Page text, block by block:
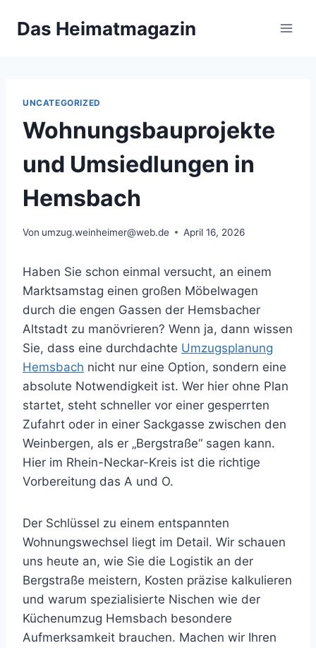
InhaltDas Heimatmagazin
UNCATEGORIZED
Wohnungsbauprojekte
und Umsiedlungen in
Hemsbach
Von umzug.weinheimer@web.de April 16, 2026
Haben Sie schon einmal versucht, an einem
Marktsamstag einen großen Möbelwagen
durch die engen Gassen der Hemsbacher
Altstadt zu manövrieren? Wenn ja, dann wissen
Sie, dass eine durchdachte Umzugsplanung
Hemsbach nicht nur eine Option, sondern eine
absolute Notwendigkeit ist. Wer hier ohne Plan
startet, steht schneller vor einer gesperrten
Zufahrt oder in einer Sackgasse zwischen den
Weinbergen, als er „Bergstraße“ sagen kann.
Hier im Rhein-Neckar-Kreis ist die richtige
Vorbereitung das A und O.
Der Schlüssel zu einem entspannten
Wohnungswechsel liegt im Detail. Wir schauen
uns heute an, wie Sie die Logistik an der
Bergstraße meistern, Kosten präzise kalkulieren
und warum spezialisierte Nischen wie der
Küchenumzug Hemsbach besondere
Aufmerksamkeit brauchen. Machen wir Ihren